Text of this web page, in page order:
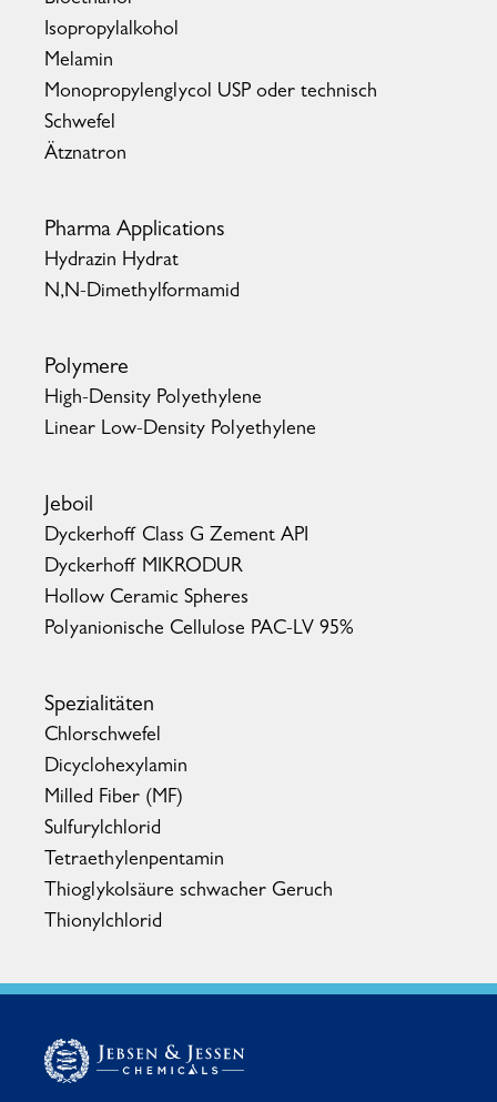
Isopropylalkohol
Melamin
Monopropylenglycol USP oder technisch
Schwefel
Ätznatron
Pharma Applications
Hydrazin Hydrat
N,N-Dimethylformamid
Polymere
High-Density Polyethylene
Linear Low-Density Polyethylene
Jeboil
Dyckerhoff Class G Zement API
Dyckerhoff MIKRODUR
Hollow Ceramic Spheres
Polyanionische Cellulose PAC-LV 95%
Spezialitäten
Chlorschwefel
Dicyclohexylamin
Milled Fiber (MF)
Sulfurylchlorid
Tetraethylenpentamin
Thioglykolsäure schwacher Geruch
Thionylchlorid